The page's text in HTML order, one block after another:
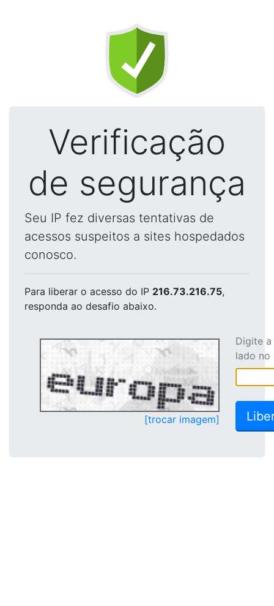
Verificação
de segurança
Seu IP fez diversas tentativas de
acessos suspeitos a sites hospedados
conosco.
Para liberar o acesso do IP 216.73.216.75,
responda ao desafio abaixo.
[trocar imagem]
Digite
lado no